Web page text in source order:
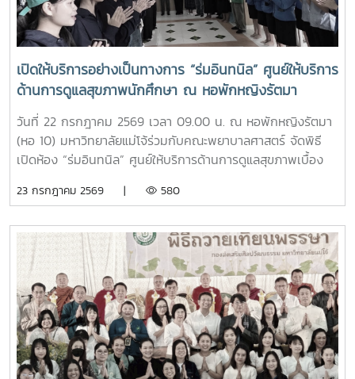
เป็นแม่โจ้ มีความภาคภูมิใจในสถาบัน มีพลังใจในการศึกษา ยึด
มั่นและดำเนินตามรอยคุณงามความดีของปูชนียบุคคล ประพฤติ
ตนเป็นคนดี มีความรับผิดชอบ ยึดถืออัตลักษณ์ของนักศึกษา
พยาบาลศาสตร์ มหาวิทยาลัยแม่โจ้ ที่ว่า “งามสง่า จิตอาสา
อดทน สู้งาน” เพื่อเติบโตเป็นบัณฑิตพยาบาลที่มีคุณภาพ เป็น
กำลังสำคัญของสังคมในอนาคตพร้อมกันนี้ นายนพกิจ แผ่พร
รักษาการหัวหน้างานหอพักนักศึกษา ได้บรรยายภาพรวมการ
ดำเนินงานของหอพักนักศึกษา พร้อมแนะนำระบบการดูแลและ
การใช้ชีวิตในรั้วมหาวิทยาลัย และ นายวิทชัย สุขเพราะนา หัวหน้า
การอนุรักษ์ศิลปวัฒนธรรม และกิจกรรมส่งเสริมคุณลักษณะอัน
พงษ์พานิช และนายพงษ์พิพัฒน์ ราชจันทร์ ได้นำนักศึกษาเยี่ยม
ชมเส้นทางและสถานที่สำคัญภายในมหาวิทยาลัย อาทิ อนุสาวรีย์
คุณพระช่วงเกษตรศิลปการ เพื่อให้นักศึกษาได้เรียนรู้ประวัติและ
คุณูปการของปูชนียบุคคลผู้มีความสำคัญต่อมหาวิทยาลัย คุณค่า
ทางประวัติศาสตร์และจิตวิญญาณของสถาบันและช่วงบ่าย คณะ
นักศึกษาได้เข้าเยี่ยมชมสำนักฟาร์มมหาวิทยาลัย และสำนักวิจัย
และส่งเสริมวิชาการการเกษตร โดยมี นางสาววัชรินทร์ จันท
วรรณ ให้การต้อนรับ พร้อมบรรยายให้ความรู้เกี่ยวกับการผลิต
เปิดให้บริการอย่างเป็นทางการ “ร่มอินทนิล” ศูนย์ให้บริการ
ด้านการดูแลสุขภาพนักศึกษา ณ หอพักหญิงรัตมา
วันที่ 22 กรกฎาคม 2569 เวลา 09.00 น. ณ หอพักหญิงรัตมา
(หอ 10) มหาวิทยาลัยแม่โจ้ร่วมกับคณะพยาบาลศาสตร์ จัดพิธี
เปิดห้อง “ร่มอินทนิล” ศูนย์ให้บริการด้านการดูแลสุขภาพเบื้อง
ดร.เทพ พงษ์พานิช นายกสภามหาวิทยาลัยแม่โจ้ เป็นประธานใน
ศาสตร์ และนักศึกษา เข้าร่วมอย่างพร้อมเพรียงห้อง “ร่ม
อินทนิล” เกิดขึ้นจากความร่วมมือระหว่างมหาวิทยาลัยแม่โจ้และ
คณะพยาบาลศาสตร์ เพื่อเป็นศูนย์ให้บริการด้านการดูแลสุขภาพ
เบื้องต้น การให้คำปรึกษา แนะนำด้านสุขภาพกายและสุขภาพใจ
แก่นักศึกษา เพื่อให้นักศึกษาได้รับการดูแลอย่างทั่วถึง มีสุขภาวะ
ที่ดีทั้งด้านร่างกายและจิตใจ อันจะนำไปสู่การส่งเสริมคุณภาพ
ชีวิต ความปลอดภัย และสวัสดิภาพการใช้ชีวิตภายในมหาวิทยาลัย
โดยจะเปิดให้บริการทุกวัน ตั้งแต่เวลา 17.00-20.00 น.นอกจากนี้
23 กรกฎาคม 2569 | 580